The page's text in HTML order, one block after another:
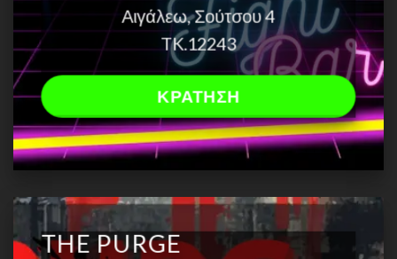
Αιγάλεω, Σούτσου 4
TK.12243
ΚΡΑΤΗΣΗ
THE PURGE